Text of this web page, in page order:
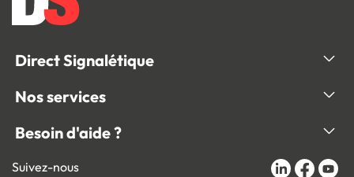
Direct Signalétique
Nos services
Besoin d'aide ?
Suivez-nous